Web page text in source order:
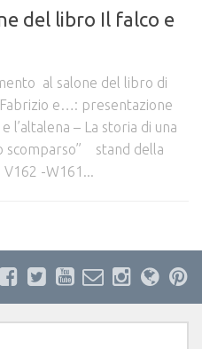
del libro Il falco e
al salone del libro di
e…: presentazione
l’altalena – La storia di una
scomparso” stand della
-W161...